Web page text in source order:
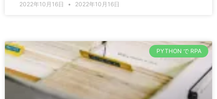
2022年10月16日 2022年10月16日
PYTHON で RPA